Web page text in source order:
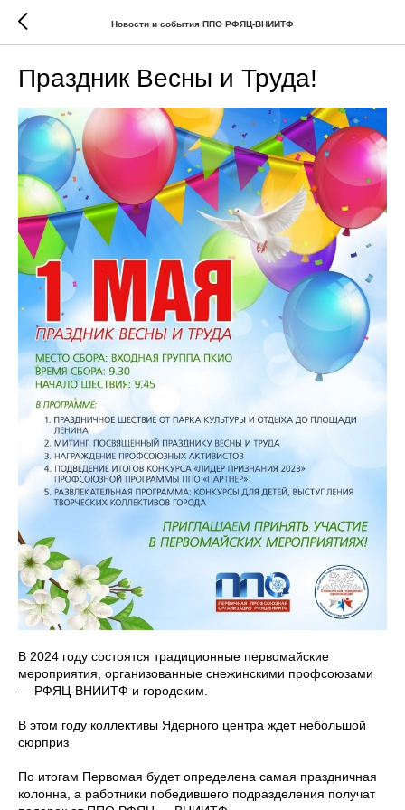
Новости и события ППО РФЯЦ-ВНИИТФ
Праздник Весны и Труда!
В 2024 году состоятся традиционные первомайские
мероприятия, организованные снежинскими профсоюзами
— РФЯЦ-ВНИИТФ и городским.
В этом году коллективы Ядерного центра ждет небольшой
сюрприз
По итогам Первомая будет определена самая праздничная
колонна, а работники победившего подразделения получат